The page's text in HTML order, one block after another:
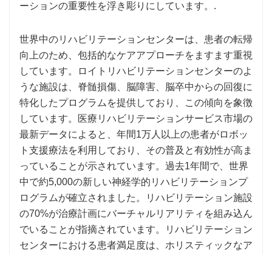
ーションの重要性を浮き彫りにしています。.
世界中のリハビリテーションセンターは、患者の転帰
向上のため、包括的なケアアプローチをますます重視
しています。ロイトリハビリテーションセンターのよ
うな施設は、脊髄損傷、脳障害、脳卒中からの回復に
特化したプログラムを提供しており、この傾向を象徴
しています。医療リハビリテーションサービス市場の
最新データによると、年間1万人以上の患者がロボッ
ト支援療法を利用しており、その普及と有効性が高ま
っていることが示されています。過去1年間で、世界
中で約5,000の新しい神経学的リハビリテーションプ
ログラムが確立されました。リハビリテーション施設
の70%が治療計画にバーチャルリアリティを組み込ん
でいることが指摘されています。リハビリテーション
センターにおける患者満足度は、ホリスティックなア